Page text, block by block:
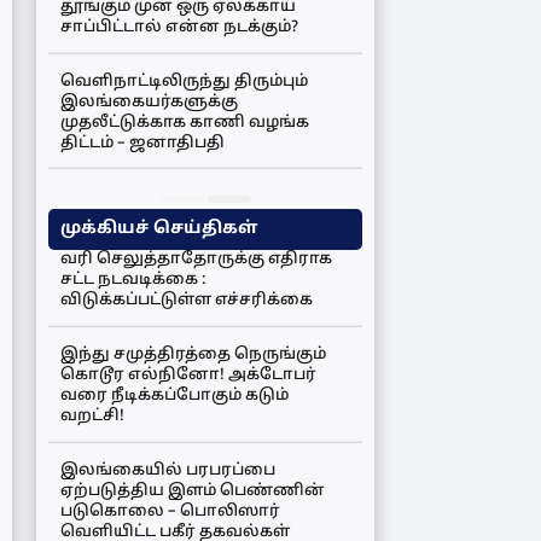
தூங்கும் முன் ஒரு ஏலக்காய்
சாப்பிட்டால் என்ன நடக்கும்?
வெளிநாட்டிலிருந்து திரும்பும்
இலங்கையர்களுக்கு
முதலீட்டுக்காக காணி வழங்க
திட்டம் – ஜனாதிபதி
முக்கியச் செய்திகள்
வரி செலுத்தாதோருக்கு எதிராக
சட்ட நடவடிக்கை :
விடுக்கப்பட்டுள்ள எச்சரிக்கை
இந்து சமுத்திரத்தை நெருங்கும்
கொடூர எல்நினோ! அக்டோபர்
வரை நீடிக்கப்போகும் கடும்
வறட்சி!
இலங்கையில் பரபரப்பை
ஏற்படுத்திய இளம் பெண்ணின்
படுகொலை – பொலிஸார்
வெளியிட்ட பகீர் தகவல்கள்